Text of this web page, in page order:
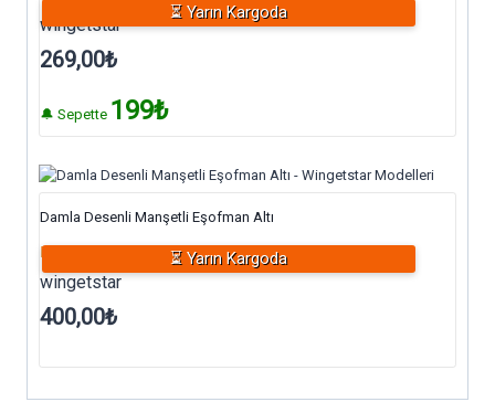
⏳ Yarın Kargoda
5 üzerinden
5.00
oy aldı
wingetstar
269,00₺
🔔 Sepette 199₺
⏳ Yarın Kargoda
Damla Desenli Manşetli Eşofman Altı
5 üzerinden
5.00
oy aldı
wingetstar
400,00₺